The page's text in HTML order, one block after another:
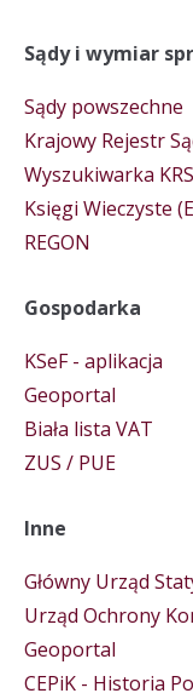
Sądy i wymiar
Sądy powszechne
Krajowy Rejestr
Wyszukiwarka KRS
Księgi Wieczyste
REGON
Gospodarka
KSeF - aplikacja
Geoportal
Biała lista VAT
ZUS / PUE
Inne
Główny Urząd
Urząd Ochrony
Geoportal
CEPiK - Historia